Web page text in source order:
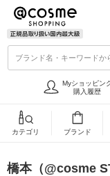
ブランド名・キーワードか
Myショッピン
購入履歴
カテゴリ ブランド
橋本（@cosme